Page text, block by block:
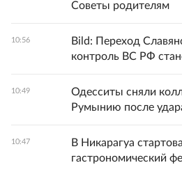
Советы родителям
10:56
Bild: Переход
контроль ВС РФ
10:49
Одесситы сняли
Румынию после
10:47
В Никарагуа
гастрономический